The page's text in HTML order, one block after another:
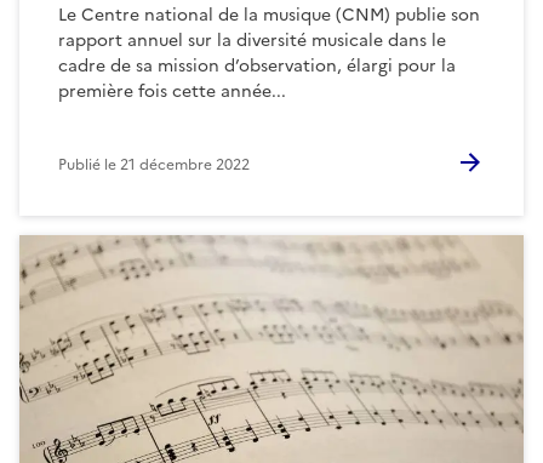
Le Centre national de la musique (CNM) publie son
rapport annuel sur la diversité musicale dans le
cadre de sa mission d’observation, élargi pour la
première fois cette année...
Publié le21 décembre 2022